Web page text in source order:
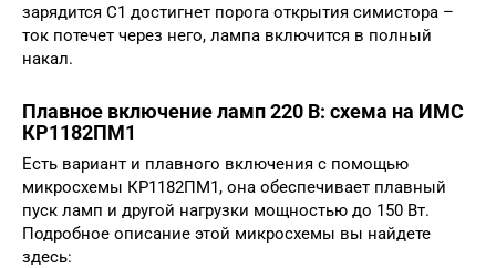
зарядится С1 достигнет порога открытия симистора –
ток потечет через него, лампа включится в полный
накал.
Плавное включение ламп 220 В: схема на ИМС
КР1182ПМ1
Есть вариант и плавного включения с помощью
микросхемы КР1182ПМ1, она обеспечивает плавный
пуск ламп и другой нагрузки мощностью до 150 Вт.
Подробное описание этой микросхемы вы найдете
здесь: